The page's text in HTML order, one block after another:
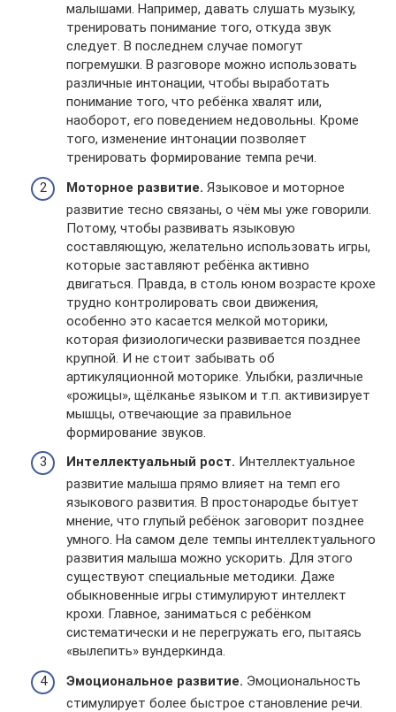
малышами. Например, давать слушать музыку,
тренировать понимание того, откуда звук
следует. В последнем случае помогут
погремушки. В разговоре можно использовать
различные интонации, чтобы выработать
понимание того, что ребёнка хвалят или,
наоборот, его поведением недовольны. Кроме
того, изменение интонации позволяет
тренировать формирование темпа речи.
Моторное развитие. Языковое и моторное
развитие тесно связаны, о чём мы уже говорили.
Потому, чтобы развивать языковую
составляющую, желательно использовать игры,
которые заставляют ребёнка активно
двигаться. Правда, в столь юном возрасте крохе
трудно контролировать свои движения,
особенно это касается мелкой моторики,
которая физиологически развивается позднее
крупной. И не стоит забывать об
артикуляционной моторике. Улыбки, различные
«рожицы», щёлканье языком и т.п. активизирует
мышцы, отвечающие за правильное
формирование звуков.
Интеллектуальный рост. Интеллектуальное
развитие малыша прямо влияет на темп его
языкового развития. В простонародье бытует
мнение, что глупый ребёнок заговорит позднее
умного. На самом деле темпы интеллектуального
развития малыша можно ускорить. Для этого
существуют специальные методики. Даже
обыкновенные игры стимулируют интеллект
крохи. Главное, заниматься с ребёнком
систематически и не перегружать его, пытаясь
«вылепить» вундеркинда.
Эмоциональное развитие. Эмоциональность
стимулирует более быстрое становление речи.